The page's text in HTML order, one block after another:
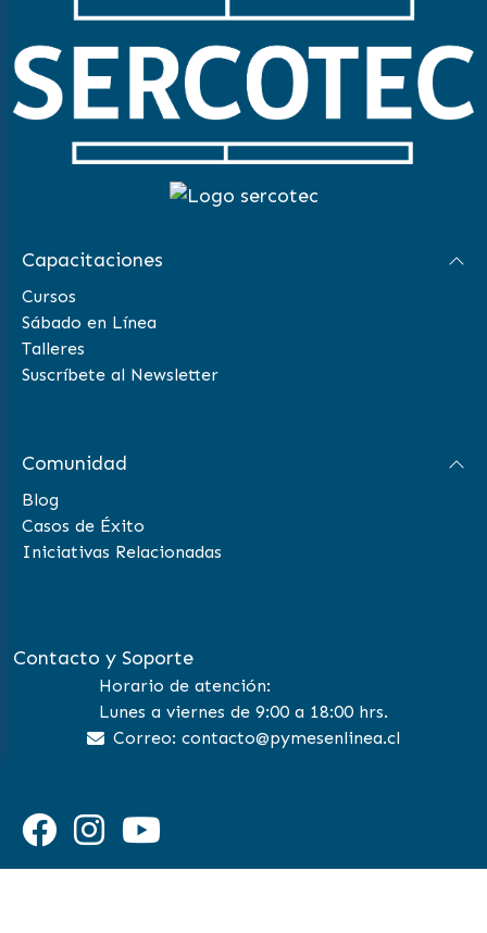
Capacitaciones
Cursos
Sábado en Línea
Talleres
Suscríbete al Newsletter
Comunidad
Blog
Casos de Éxito
Iniciativas Relacionadas
Contacto y Soporte
Horario de atención:
Lunes a viernes de 9:00 a 18:00 hrs.
Correo: contacto@pymesenlinea.cl